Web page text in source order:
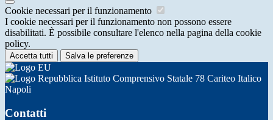
Cookie necessari per il funzionamento
I cookie necessari per il funzionamento non possono essere
disabilitati. È possibile consultare l'elenco nella pagina della cookie
policy.
Accetta tutti Salva le preferenze
Istituto Comprensivo Statale 78 Cariteo Italico
Napoli
Contatti